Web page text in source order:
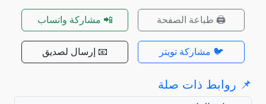
🖨️ طباعة الصفحة 📲 مشاركة واتساب
🐦 مشاركة تويتر 📧 إرسال لصديق
📌 روابط ذات صلة